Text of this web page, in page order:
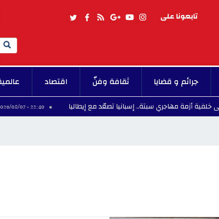
تابعونا على
Search
جرائم و قضايا ثقافة وفنّ اقتصاد
سبتة.. إسبانيا تصعّد مع إيطاليا 22:40 - 2026/08/07 سليانة..